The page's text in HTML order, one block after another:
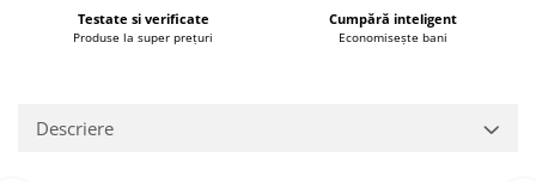
Fiare de calcat si masini de cusut
Ingrijire Locuinta
Bijuterii
Testate si verificate
Produse la super prețuri
Cumpără inteligent
Economisește bani
Descriere